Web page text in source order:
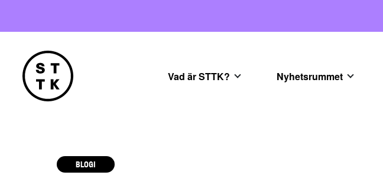
Vad är STTK? Nyhetsrummet
BLOGI